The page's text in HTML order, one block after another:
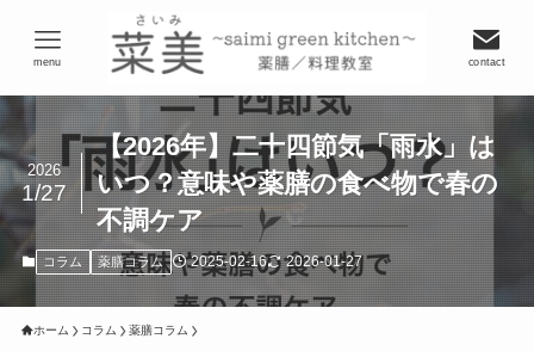
contact
menu
【2026年】二十四節気「雨水」は
いつ？意味や薬膳の食べ物で春の
不調ケア
2026
1/27
コラム 薬膳コラム 2025-02-16 2026-01-27
ホーム コラム 薬膳コラム